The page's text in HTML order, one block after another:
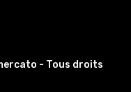
- Tous droits